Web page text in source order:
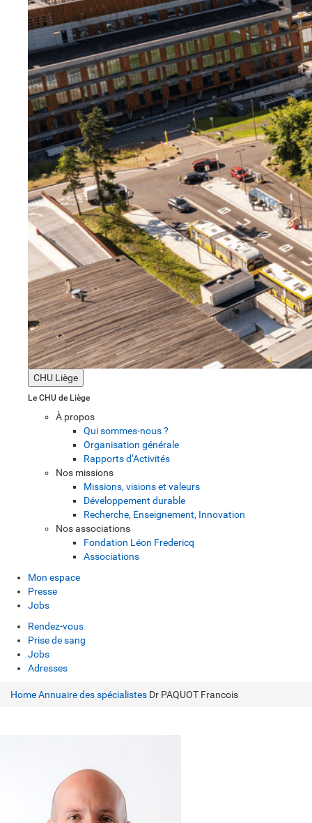
CHU Liège
Le CHU de Liège
À propos
Qui sommes-nous ?
Organisation générale
Rapports d’Activités
Nos missions
Missions, visions et valeurs
Développement durable
Recherche, Enseignement, Innovation
Nos associations
Fondation Léon Fredericq
Associations
Mon espace
Presse
Jobs
Rendez-vous
Prise de sang
Jobs
Adresses
HomeAnnuaire des spécialistes Dr PAQUOT Francois